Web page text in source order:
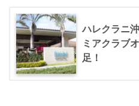
ハレクラニ
ミアクラブ
足！